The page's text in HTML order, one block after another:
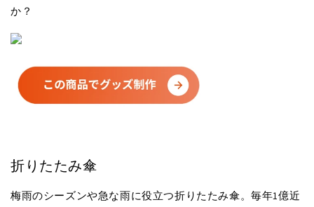
か？
折りたたみ傘
梅雨のシーズンや急な雨に役立つ折りたたみ傘。毎年1億近